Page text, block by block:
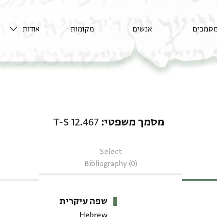
מסמכים אנשים מקומות אודות
מסמך משפטי T-S 12.467
Select
Bibliography (0)
שפה עיקרית